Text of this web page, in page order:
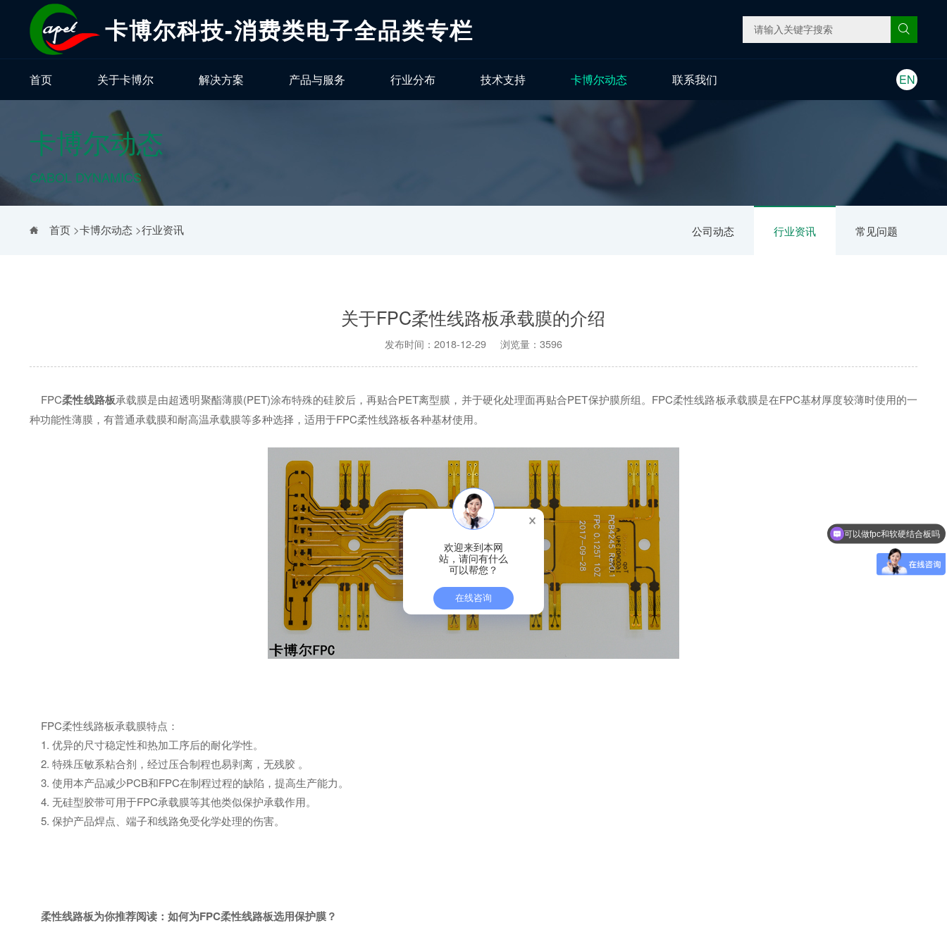
卡博尔科技-消费类电子全品类专栏
首页 关于卡博尔 解决方案 产品与服务 行业分布 技术支持 卡博尔动态 联系我们 EN
卡博尔动态
CABOL DYNAMICS
公司动态 行业资讯 常见问题
首页>卡博尔动态>行业资讯
关于FPC柔性线路板承载膜的介绍
发布时间：2018-12-29 浏览量：3596
FPC柔性线路板承载膜是由超透明聚酯薄膜(PET)涂布特殊的硅胶后，再贴合PET离型膜，并于硬化处理面再贴合PET保护膜所组。FPC柔性线路板承载膜是在FPC基材厚度较薄时使用的一
种功能性薄膜，有普通承载膜和耐高温承载膜等多种选择，适用于FPC柔性线路板各种基材使用。
FPC柔性线路板承载膜特点：
1. 优异的尺寸稳定性和热加工序后的耐化学性。
2. 特殊压敏系粘合剂，经过压合制程也易剥离，无残胶 。
3. 使用本产品减少PCB和FPC在制程过程的缺陷，提高生产能力。
4. 无硅型胶带可用于FPC承载膜等其他类似保护承载作用。
5. 保护产品焊点、端子和线路免受化学处理的伤害。
柔性线路板为你推荐阅读： 如何为FPC柔性线路板选用保护膜？
可以做fpc和软硬结合板吗
欢迎来到本网
站，请问有什么
可以帮您？
在线咨询